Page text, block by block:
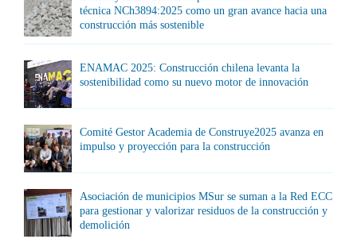
técnica NCh3894:2025 como un gran avance hacia una
construcción más sostenible
ENAMAC 2025: Construcción chilena levanta la
sostenibilidad como su nuevo motor de innovación
Comité Gestor Academia de Construye2025 avanza en
impulso y proyección para la construcción
Asociación de municipios MSur se suman a la Red ECC
para gestionar y valorizar residuos de la construcción y
demolición